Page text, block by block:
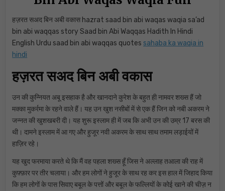
हज़रत सअद बिन अबी वकास hazrat saad bin abi waqas waqia sa’ad
bin abi waqqas story Saad bin Abi Waqqas Hadith In Hindi
English Urdu saad bin abi waqqas quotes sahaba ka waqia in
hindi
हज़रत सअद बिन अबी वकास
उन की कुन्नियत अबू इसहाक है और खानदाने कुरेश के बहुत ही नामवर शख्स हैं जो
मक्का मुकर्रमा के रहने वाले हैं। यह उन खुश नसीबों में से एक हैं जिन को नबी अकरम ने
जन्नत की खुशखबरी दी। यह शुरू इस्लाम ही में जब कि अभी उन की उम्र 17 बरस की
थी। दामने इस्लाम में आ गए और हुजूर नवी अकरम के साथ साथ तमाम लड़ाईयों में
हाज़िर रहे।
यह खुद फरमाया करते थे कि मैं वह पहला शख्स हूँ जिस ने अल्लाह तआला की राह में
कुफ़्फ़ार पर तीर चलाया। और हम लोगों ने हुजूर के साथ रह कर इस हाल में जिहाद किया
कि हम लोगों के पास सिवाए बबूल के पत्तों और बबूल के फल्लियों के कोई खाने की चीज़ न